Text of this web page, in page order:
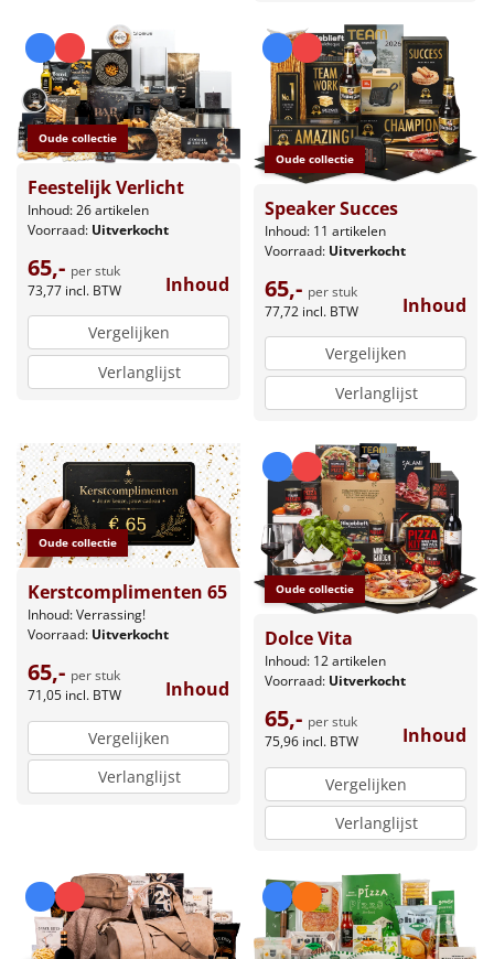
Oude collectie
Feestelijk Verlicht
Inhoud: 26 artikelen
Voorraad: Uitverkocht
65,- per stuk
73,77 incl. BTW Inhoud
Vergelijken
Verlanglijst
Oude collectie
Speaker Succes
Inhoud: 11 artikelen
Voorraad: Uitverkocht
65,- per stuk
77,72 incl. BTW Inhoud
Vergelijken
Verlanglijst
Oude collectie
Kerstcomplimenten 65
Inhoud: Verrassing!
Voorraad: Uitverkocht
65,- per stuk
71,05 incl. BTW Inhoud
Vergelijken
Verlanglijst
Oude collectie
Dolce Vita
Inhoud: 12 artikelen
Voorraad: Uitverkocht
65,- per stuk
75,96 incl. BTW Inhoud
Vergelijken
Verlanglijst